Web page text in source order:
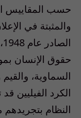
حسب المقاييس
والمثبتة في
حقوق الإنسان
السماوية، والقيم
الكرد الفيليين
النظام